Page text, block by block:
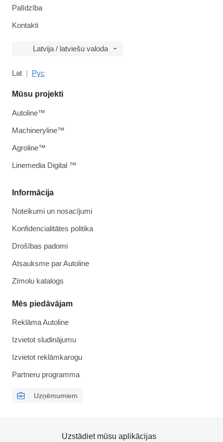
Palīdzība
Kontakti
Latvija / latviešu valoda
Lat Рус
Informācija
Noteikumi un nosacījumi
Konfidencialitātes politika
Drošības padomi
Atsauksme par Autoline
Zīmolu katalogs
Mēs piedāvājam
Reklāma Autoline
Izvietot sludinājumu
Izvietot reklāmkarogu
Partneru programma
Uzņēmumiem
Mūsu projekti
Autoline™
Machineryline™
Agroline™
Linemedia Digital ™
Uzstādiet mūsu aplikācijas